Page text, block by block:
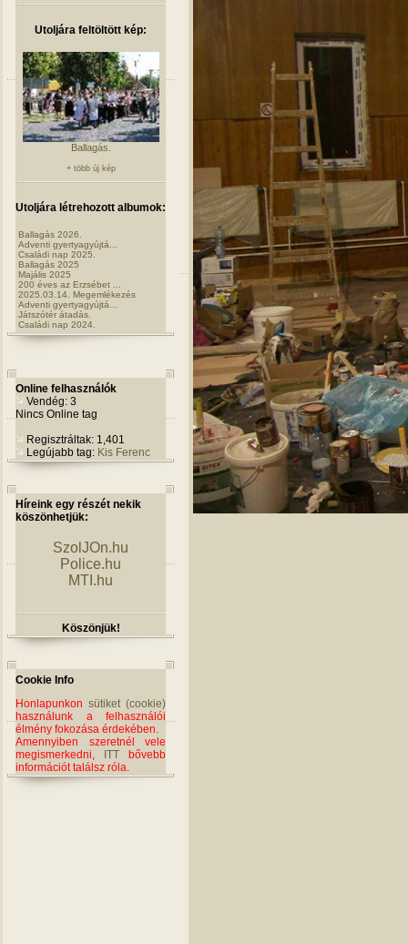
Utoljára feltöltött kép:
Ballagás.
+ több új kép
Utoljára létrehozott albumok:
Ballagás 2026.
Adventi gyertyagyújtá...
Családi nap 2025.
Ballagás 2025
Majális 2025
200 éves az Erzsébet ...
2025.03.14. Megemlékezés
Adventi gyertyagyújtá...
Játszótér átadás.
Családi nap 2024.
Online felhasználók
Vendég: 3
Nincs Online tag
Regisztráltak: 1,401
Legújabb tag: Kis Ferenc
Híreink egy részét nekik
köszönhetjük:
SzolJOn.hu
Police.hu
MTI.hu
Köszönjük!
Cookie Info
Honlapunkon sütiket (cookie)
használunk a felhasználói
élmény fokozása érdekében.
Amennyiben szeretnél vele
megismerkedni,
ITT bővebb
információt találsz róla.